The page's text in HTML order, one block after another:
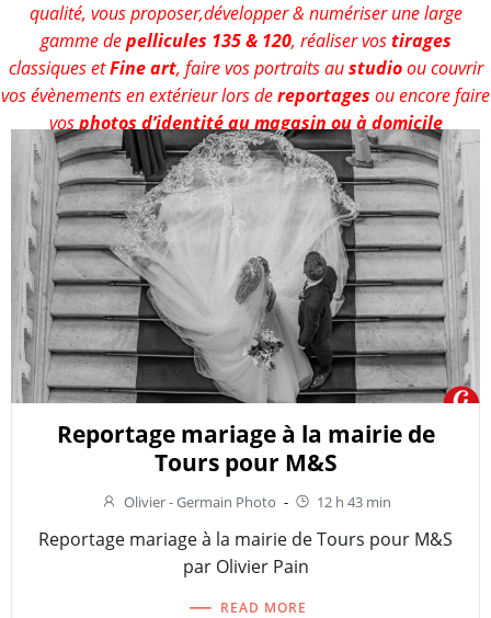
qualité, vous proposer,développer & numériser une large
gamme depellicules 135 & 120, réaliser vostirages
classiques etFine art, faire vos portraits austudioou couvrir
vos évènements en extérieur lors dereportages ou encore faire
vosphotos d’identité au magasin ou à domicile
Reportage mariage à la mairie de
Tours pour M&S
Olivier - Germain Photo - 12 h 43 min
Reportage mariage à la mairie de Tours pour M&S
par Olivier Pain
READ MORE